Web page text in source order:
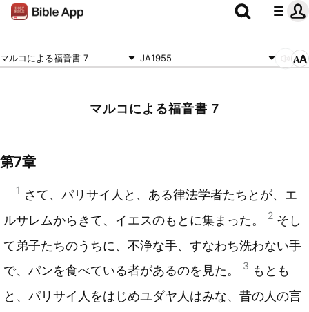
マルコによる福音書 7 JA1955
マルコによる福音書 7
第7章
1 さて、パリサイ人と、ある律法学者たちとが、エ
ルサレムからきて、イエスのもとに集まった。
2 そし
て弟子たちのうちに、不浄な手、すなわち洗わない手
で、パンを食べている者があるのを見た。
3 もとも
と、パリサイ人をはじめユダヤ人はみな、昔の人の言